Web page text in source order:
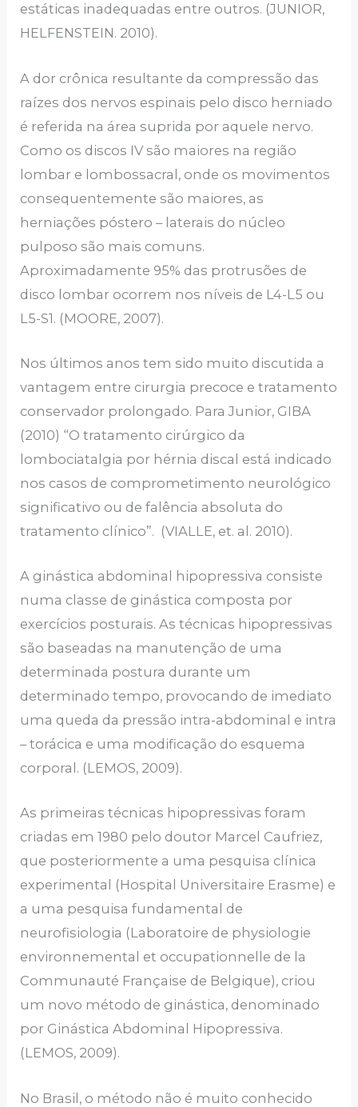
estáticas inadequadas entre outros. (JUNIOR,
HELFENSTEIN. 2010).
A dor crônica resultante da compressão das
raízes dos nervos espinais pelo disco herniado
é referida na área suprida por aquele nervo.
Como os discos IV são maiores na região
lombar e lombossacral, onde os movimentos
consequentemente são maiores, as
herniações póstero – laterais do núcleo
pulposo são mais comuns.
Aproximadamente 95% das protrusões de
disco lombar ocorrem nos níveis de L4-L5 ou
L5-S1. (MOORE, 2007).
Nos últimos anos tem sido muito discutida a
vantagem entre cirurgia precoce e tratamento
conservador prolongado. Para Junior, GIBA
(2010) “O tratamento cirúrgico da
lombociatalgia por hérnia discal está indicado
nos casos de comprometimento neurológico
significativo ou de falência absoluta do
tratamento clínico”. (VIALLE, et. al. 2010).
A ginástica abdominal hipopressiva consiste
numa classe de ginástica composta por
exercícios posturais. As técnicas hipopressivas
são baseadas na manutenção de uma
determinada postura durante um
determinado tempo, provocando de imediato
uma queda da pressão intra-abdominal e intra
– torácica e uma modificação do esquema
corporal. (LEMOS, 2009).
As primeiras técnicas hipopressivas foram
criadas em 1980 pelo doutor Marcel Caufriez,
que posteriormente a uma pesquisa clínica
experimental (Hospital Universitaire Erasme) e
a uma pesquisa fundamental de
neurofisiologia (Laboratoire de physiologie
environnemental et occupationnelle de la
Communauté Française de Belgique), criou
um novo método de ginástica, denominado
por Ginástica Abdominal Hipopressiva.
(LEMOS, 2009).
No Brasil, o método não é muito conhecido